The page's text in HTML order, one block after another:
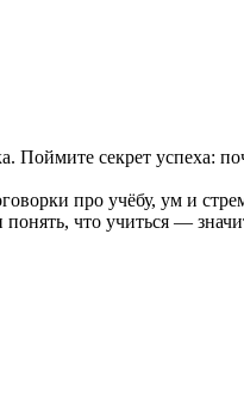
секрет успеха:
про учёбу, ум и
что учиться —